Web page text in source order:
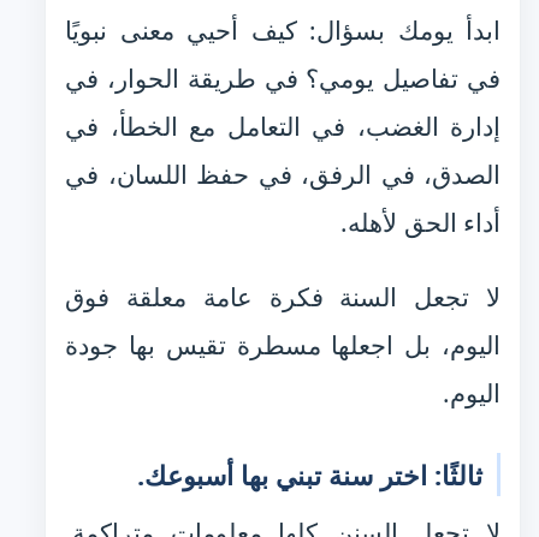
ابدأ يومك بسؤال: كيف أحيي معنى نبويًا
في تفاصيل يومي؟ في طريقة الحوار، في
إدارة الغضب، في التعامل مع الخطأ، في
الصدق، في الرفق، في حفظ اللسان، في
أداء الحق لأهله.
لا تجعل السنة فكرة عامة معلقة فوق
اليوم، بل اجعلها مسطرة تقيس بها جودة
اليوم.
ثالثًا: اختر سنة تبني بها أسبوعك.